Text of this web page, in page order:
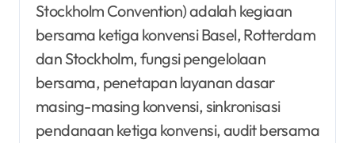
Stockholm Convention) adalah kegiaan
bersama ketiga konvensi Basel, Rotterdam
dan Stockholm, fungsi pengelolaan
bersama, penetapan layanan dasar
masing-masing konvensi, sinkronisasi
pendanaan ketiga konvensi, audit bersama